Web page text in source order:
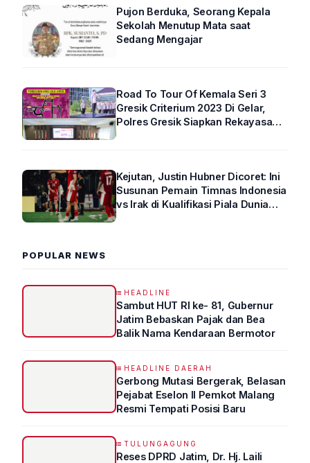
Pujon Berduka, Seorang Kepala
Sekolah Menutup Mata saat
Sedang Mengajar
Road To Tour Of Kemala Seri 3
Gresik Criterium 2023 Di Gelar,
Polres Gresik Siapkan Rekayasa
Kejutan, Justin Hubner Dicoret: Ini
Susunan Pemain Timnas Indonesia
vs Irak di Kualifikasi Piala Dunia
POPULAR NEWS
HEADLINE
Sambut HUT RI ke- 81, Gubernur
Jatim Bebaskan Pajak dan Bea
Balik Nama Kendaraan Bermotor
HEADLINE DAERAH
Gerbong Mutasi Bergerak, Belasan
Pejabat Eselon II Pemkot Malang
Resmi Tempati Posisi Baru
TULUNGAGUNG
Reses DPRD Jatim, Dr. Hj. Laili